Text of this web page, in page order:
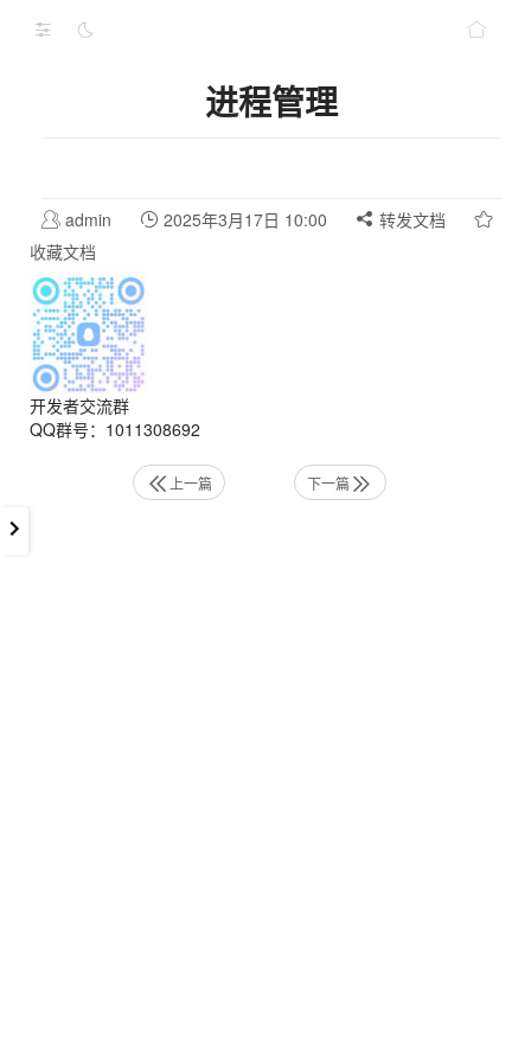
进程管理
admin 2025年3月17日 10:00
转发文档
收藏文档
开发者交流群
QQ群号：1011308692
上一篇 下一篇